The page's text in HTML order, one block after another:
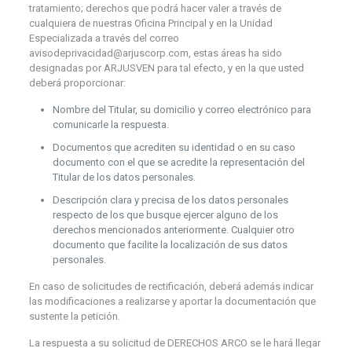
tratamiento; derechos que podrá hacer valer a través de
cualquiera de nuestras Oficina Principal y en la Unidad
Especializada a través del correo
avisodeprivacidad@arjuscorp.com, estas áreas ha sido
designadas por ARJUSVEN para tal efecto, y en la que usted
deberá proporcionar:
Nombre del Titular, su domicilio y correo electrónico para
comunicarle la respuesta.
Documentos que acrediten su identidad o en su caso
documento con el que se acredite la representación del
Titular de los datos personales.
Descripción clara y precisa de los datos personales
respecto de los que busque ejercer alguno de los
derechos mencionados anteriormente. Cualquier otro
documento que facilite la localización de sus datos
personales.
En caso de solicitudes de rectificación, deberá además indicar
las modificaciones a realizarse y aportar la documentación que
sustente la petición.
La respuesta a su solicitud de DERECHOS ARCO se le hará llegar